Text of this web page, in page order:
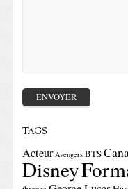
TAGS
Acteur Avengers BTS
Disney